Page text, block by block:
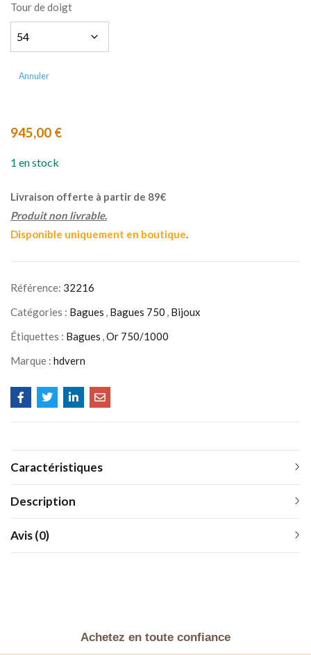
Tour de doigt
Annuler
945,00 €
1 en stock
Livraison offerte à partir de 89€
Produit non livrable.
Disponible uniquement en boutique.
Référence: 32216
Catégories : Bagues , Bagues 750 , Bijoux
Étiquettes : Bagues ,Or 750/1000
Marque : hdvern
Caractéristiques
Description
Avis (0)
Achetez en toute confiance